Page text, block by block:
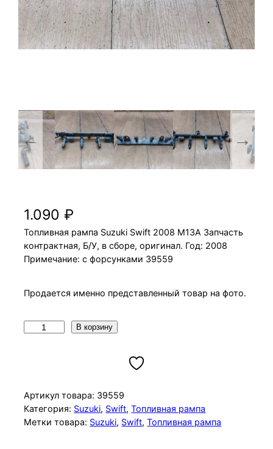
1.090₽
Топливная рампа Suzuki Swift 2008 M13A Запчасть
контрактная, Б/У, в сборе, оригинал. Год: 2008
Примечание: с форсунками 39559
Продается именно представленный товар на фото.
ч
е
с
В корзину
Артикул товара: 39559
Категория: Suzuki, Swift, Топливная рампа
Метки товара: Suzuki, Swift, Топливная рампа